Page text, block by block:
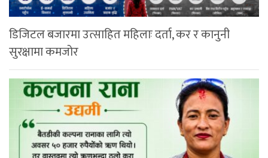
डिजिटल बजारमा उत्साहित महिलाः दर्ता, कर र कानुनी
सुरक्षामा कमजोर